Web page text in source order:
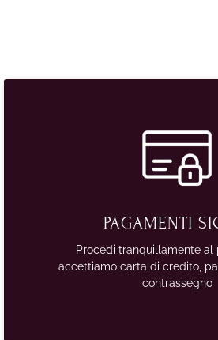
PAGAMENTI
Procedi tranquillamente al
accettiamo carta di credito,
contrassegno